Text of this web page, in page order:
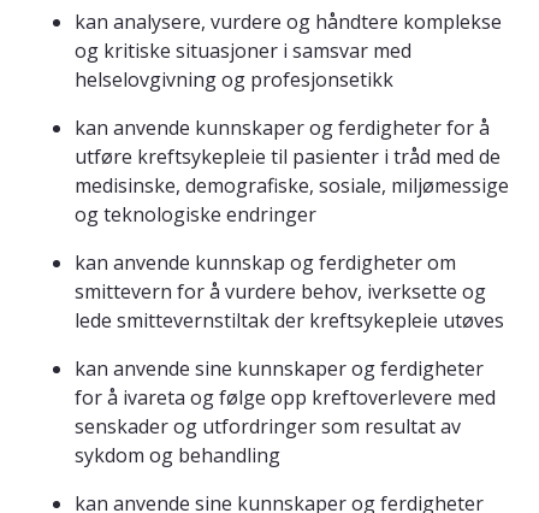
kan analysere, vurdere og håndtere komplekse
og kritiske situasjoner i samsvar med
helselovgivning og profesjonsetikk
kan anvende kunnskaper og ferdigheter for å
utføre kreftsykepleie til pasienter i tråd med de
medisinske, demografiske, sosiale, miljømessige
og teknologiske endringer
kan anvende kunnskap og ferdigheter om
smittevern for å vurdere behov, iverksette og
lede smittevernstiltak der kreftsykepleie utøves
kan anvende sine kunnskaper og ferdigheter
for å ivareta og følge opp kreftoverlevere med
senskader og utfordringer som resultat av
sykdom og behandling
kan anvende sine kunnskaper og ferdigheter